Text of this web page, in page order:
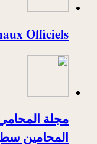
Officiels
مجلة
المحامين